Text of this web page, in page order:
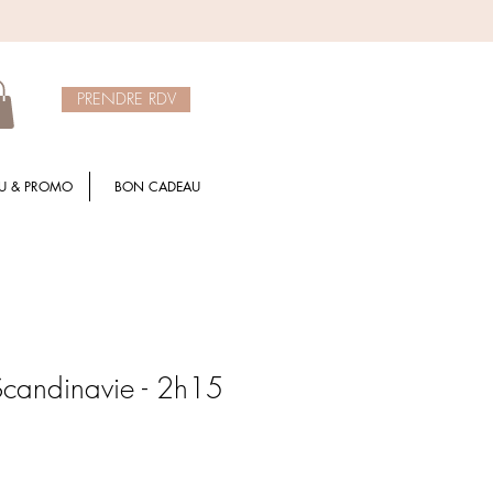
PRENDRE RDV
& PROMO BON CADEAU
- 2h15